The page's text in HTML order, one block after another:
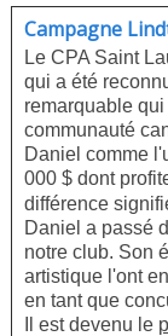
Campagne
Le CPA Saint
qui a été
remarquable
communauté
Daniel comme
000 $ dont
différence
Daniel a passé
notre club. Son
artistique l'ont
en tant que
Il est devenu le